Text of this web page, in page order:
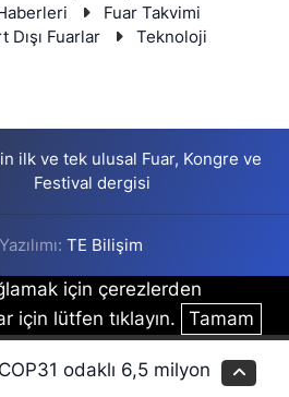
Fuar Takvimi
Dışı Fuarlar
Teknoloji
ilk ve tek ulusal Fuar, Kongre ve
Festival dergisi
TE Bilişim
için çerezlerden
için lütfen tıklayın.
Tamam
odaklı 6,5 milyon